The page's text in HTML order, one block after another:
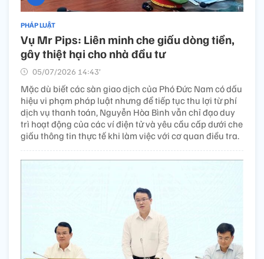
PHÁP LUẬT
Vụ Mr Pips: Liên minh che giấu dòng tiền,
gây thiệt hại cho nhà đầu tư
05/07/2026 14:43’
Mặc dù biết các sàn giao dịch của Phó Đức Nam có dấu
hiệu vi phạm pháp luật nhưng để tiếp tục thu lợi từ phí
dịch vụ thanh toán, Nguyễn Hòa Bình vẫn chỉ đạo duy
trì hoạt động của các ví điện tử và yêu cầu cấp dưới che
giấu thông tin thực tế khi làm việc với cơ quan điều tra.